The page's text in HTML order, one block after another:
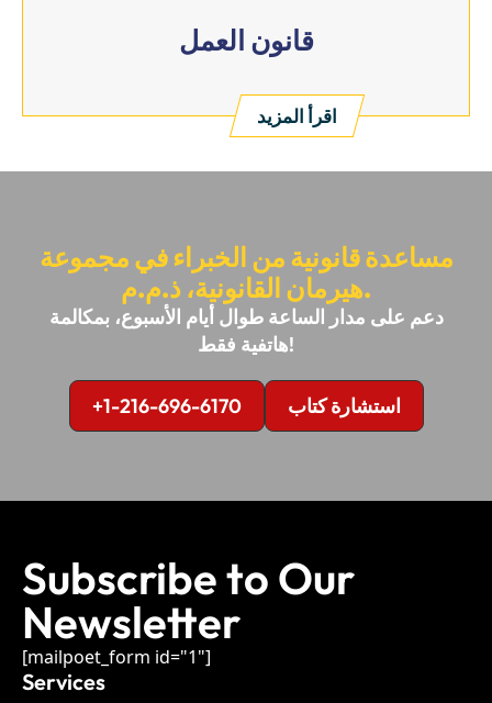
قانون العمل
اقرأ المزيد
مساعدة قانونية من الخبراء في مجموعة
هيرمان القانونية، ذ.م.م.
دعم على مدار الساعة طوال أيام الأسبوع، بمكالمة
هاتفية فقط!
+1-216-696-6170 استشارة كتاب
Subscribe to Our
Newsletter
[mailpoet_form id="1"]
Services